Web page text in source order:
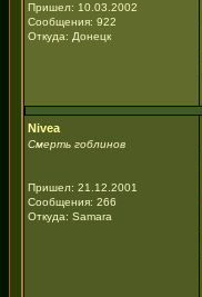
Пришел: 10.03.2002
Сообщения: 922
Откуда: Донецк
Nivea
Смерть гоблинов
Пришел: 21.12.2001
Сообщения: 266
Откуда: Samara